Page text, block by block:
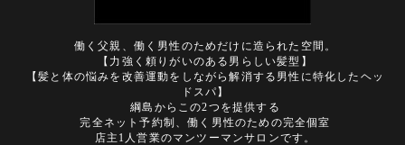
働く父親、働く男性のためだけに造られた空間。
【力強く頼りがいのある男らしい髪型】
【髪と体の悩みを改善運動をしながら解消する男性に特化したヘッ
ドスパ】
綱島からこの2つを提供する
完全ネット予約制、働く男性のための完全個室
店主1人営業のマンツーマンサロンです。